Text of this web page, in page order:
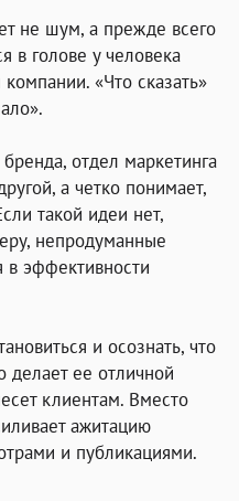
не шум, а прежде всего
в голове у человека
«Что сказать»
, отдел маркетинга
а четко понимает,
такой идеи нет,
непродуманные
эффективности
и осознать, что
делает ее отличной
клиентам. Вместо
ажитацию
и публикациями.